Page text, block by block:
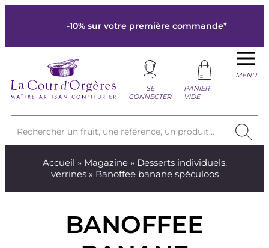
-10% sur votre première commande*
Rechercher un fruit, une référence, un produit...
SE
CONNECTER
PANIER
VIDE
MENU
Accueil » Magazine» Desserts individuels,
verrines» Banoffee banane spéculoos
BANOFFEE